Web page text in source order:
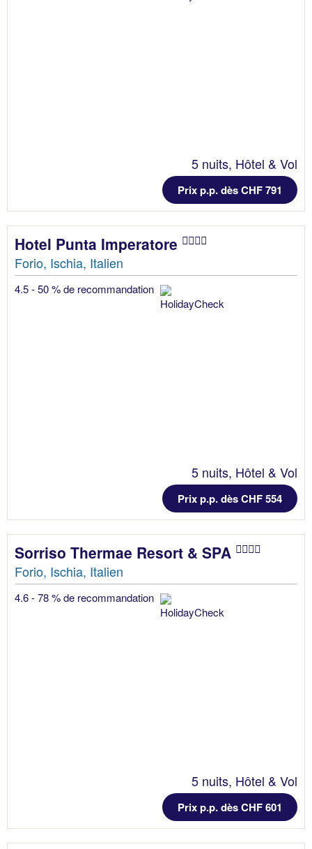
5 nuits, Hôtel & Vol
Prix p.p. dès CHF 791
Hotel Punta Imperatore
Forio, Ischia, Italien
4.5 - 50 % de recommandation
5 nuits, Hôtel & Vol
Prix p.p. dès CHF 554
Sorriso Thermae Resort & SPA
Forio, Ischia, Italien
4.6 - 78 % de recommandation
5 nuits, Hôtel & Vol
Prix p.p. dès CHF 601